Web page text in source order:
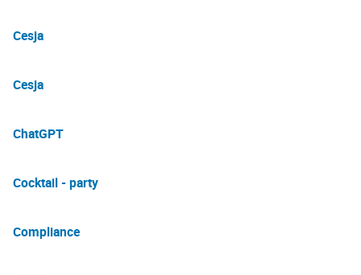
Cesja
Cesja
ChatGPT
Cocktail - party
Compliance